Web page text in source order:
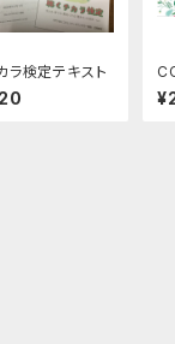
ラ検定テキスト